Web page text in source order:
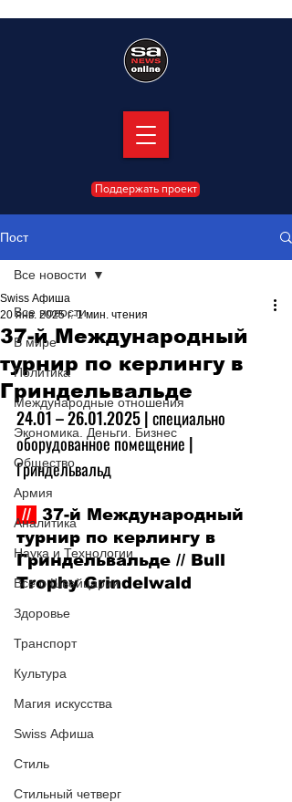
Поддержать проект
Пост
Все новости
В мире
Политика
Международные отношения
Экономика. Деньги. Бизнес
Общество
Армия
Аналитика
Наука и Технологии
Все о Швейцарии
Здоровье
Транспорт
Культура
Магия искусства
Swiss Афиша
Стиль
Стильный четверг
Все новости
37-й Международный
турнир по керлингу в
Гриндельвальде
Swiss Афиша
20 янв. 2025 г. 1 мин. чтения
24.01 – 26.01.2025 | специально
оборудованное помещение |
Гриндельвальд
// 37-й Международный
турнир по керлингу в
Гриндельвальде // Bull
Trophy Grindelwald